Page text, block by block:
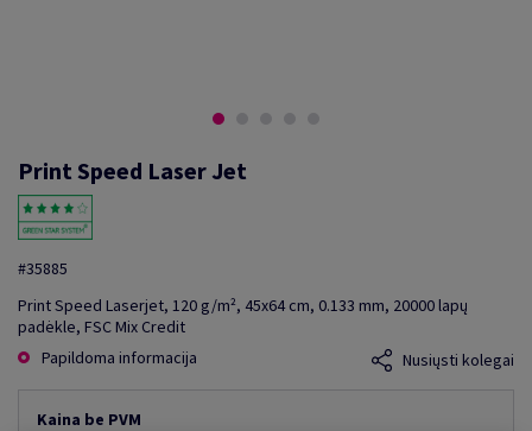
Print Speed Laser Jet
#35885
Print Speed Laserjet, 120 g/m², 45x64 cm, 0.133 mm, 20000 lapų
padėkle, FSC Mix Credit
Papildoma informacija
Nusiųsti kolegai
Kaina be PVM